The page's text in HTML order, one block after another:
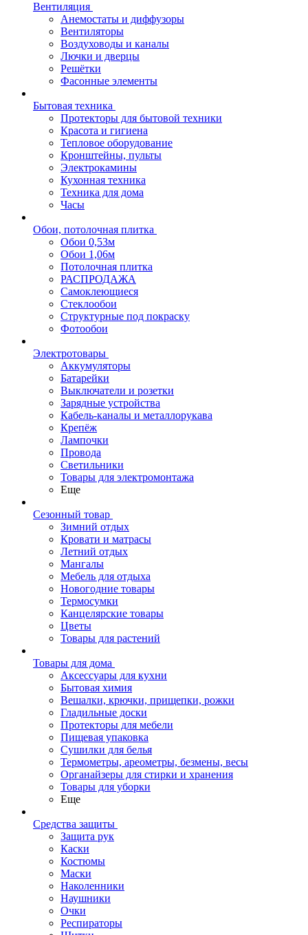
Вентиляция
Анемостаты и диффузоры
Вентиляторы
Воздуховоды и каналы
Лючки и дверцы
Решётки
Фасонные элементы
Бытовая техника
Протекторы для бытовой техники
Красота и гигиена
Тепловое оборудование
Кронштейны, пульты
Электрокамины
Кухонная техника
Техника для дома
Часы
Обои, потолочная плитка
Обои 0,53м
Обои 1,06м
Потолочная плитка
РАСПРОДАЖА
Самоклеющиеся
Стеклообои
Структурные под покраску
Фотообои
Электротовары
Аккумуляторы
Батарейки
Выключатели и розетки
Зарядные устройства
Кабель-каналы и металлорукава
Крепёж
Лампочки
Провода
Светильники
Товары для электромонтажа
Еще
Сезонный товар
Зимний отдых
Кровати и матрасы
Летний отдых
Мангалы
Мебель для отдыха
Новогодние товары
Термосумки
Канцелярские товары
Цветы
Товары для растений
Товары для дома
Аксессуары для кухни
Бытовая химия
Вешалки, крючки, прищепки, рожки
Гладильные доски
Протекторы для мебели
Пищевая упаковка
Сушилки для белья
Термометры, ареометры, безмены, весы
Органайзеры для стирки и хранения
Товары для уборки
Еще
Средства защиты
Защита рук
Каски
Костюмы
Маски
Наколенники
Наушники
Очки
Респираторы